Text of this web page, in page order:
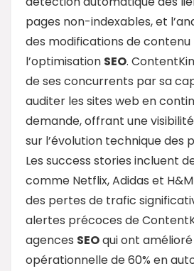
pages non-indexables, et
des modifications de
l’optimisation SEO.
de ses concurrents par sa
auditer les sites web en
demande, offrant une
sur l’évolution technique des
Les success stories incluent
comme Netflix, Adidas et
des pertes de trafic
alertes précoces de
agences SEOqui ont
opérationnelle de 60% en